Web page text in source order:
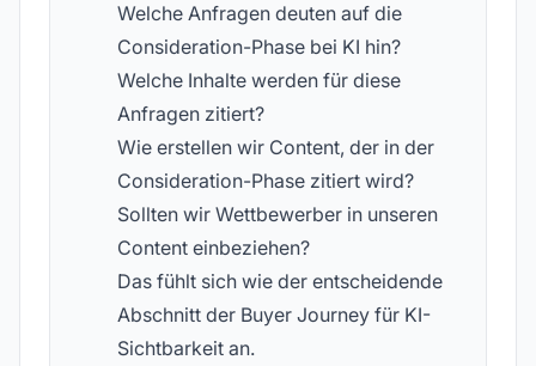
Welche Anfragen deuten auf die
Consideration-Phase bei KI hin?
Welche Inhalte werden für diese
Anfragen zitiert?
Wie erstellen wir Content, der in der
Consideration-Phase zitiert wird?
Sollten wir Wettbewerber in unseren
Content einbeziehen?
Das fühlt sich wie der entscheidende
Abschnitt der Buyer Journey für KI-
Sichtbarkeit an.